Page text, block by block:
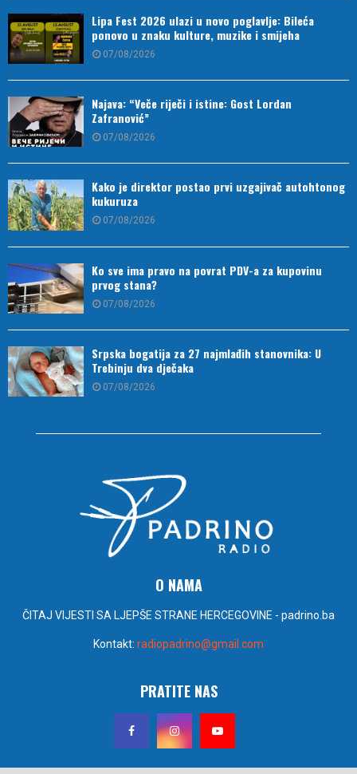
Lipa Fest 2026 ulazi u novo poglavlje: Bileća
ponovo u znaku kulture, muzike i smijeha
07/08/2026
Najava: “Veče riječi i istine: Gost Lordan
Zafranović”
07/08/2026
Kako je direktor postao prvi uzgajivač autohtonog
kukuruza
07/08/2026
Ko sve ima pravo na povrat PDV-a za kupovinu
prvog stana?
07/08/2026
Srpska bogatija za 27 najmlađih stanovnika: U
Trebinju dva dječaka
07/08/2026
O NAMA
ČITAJ VIJESTI SA LJEPŠE STRANE HERCEGOVINE - padrino.ba
Kontakt: radiopadrino@gmail.com
PRATITE NAS